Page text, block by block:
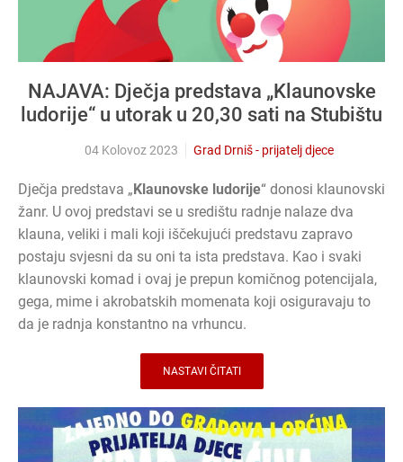
NAJAVA: Dječja predstava „Klaunovske
ludorije“ u utorak u 20,30 sati na Stubištu
04 Kolovoz 2023 Grad Drniš - prijatelj djece
Dječja predstava „Klaunovske ludorije“ donosi klaunovski
žanr. U ovoj predstavi se u središtu radnje nalaze dva
klauna, veliki i mali koji iščekujući predstavu zapravo
postaju svjesni da su oni ta ista predstava. Kao i svaki
klaunovski komad i ovaj je prepun komičnog potencijala,
gega, mime i akrobatskih momenata koji osiguravaju to
da je radnja konstantno na vrhuncu.
NASTAVI ČITATI